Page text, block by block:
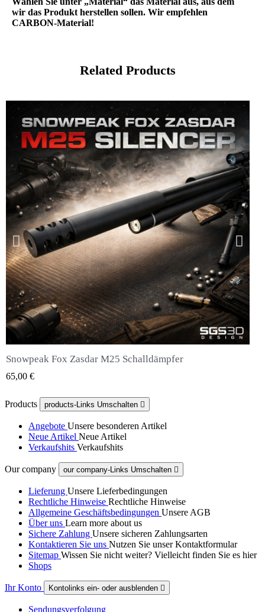
wir das Produkt herstellen sollen. Wir empfehlen
CARBON-Material!
Related Products
QUICK VIEW
Snowpeak Fox Zasdar M25 Schalldämpfer
65,00 €
Products products-Links Umschalten 
Angebote Unsere besonderen Artikel
Neue Artikel Neue Artikel
Verkaufshits Verkaufshits
Our company our company-Links Umschalten 
Lieferung Unsere Lieferbedingungen
Rechtliche Hinweise Rechtliche Hinweise
Allgemeine Geschäftsbedingungen Unsere AGB
Über uns Learn more about us
Sichere Zahlung Unsere sicheren Zahlungsarten
Kontaktieren Sie uns Nutzen Sie unser Kontaktformular
Sitemap Wissen Sie nicht weiter? Vielleicht finden Sie es hier
Shops
Ihr Konto Kontolinks ein- oder ausblenden 
Sendungsverfolgung